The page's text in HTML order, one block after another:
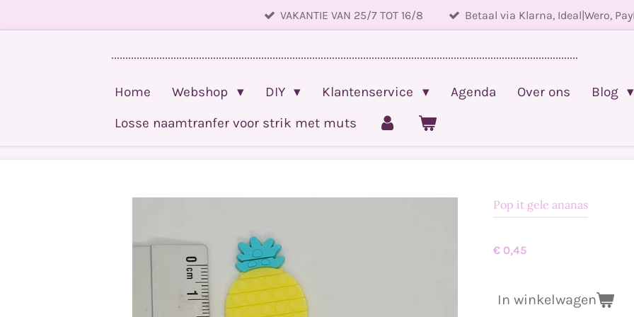
VAKANTIE VAN 25/7 TOT 16/8 Betaal via Klarna, Ideal|Wero,
.....................................................................................................................................................................
Home Webshop DIY Klantenservice Agenda Over ons
Blog
Losse naamtranfer voor strik met muts
Pop it gele ananas
€ 0,45
In winkelwagen